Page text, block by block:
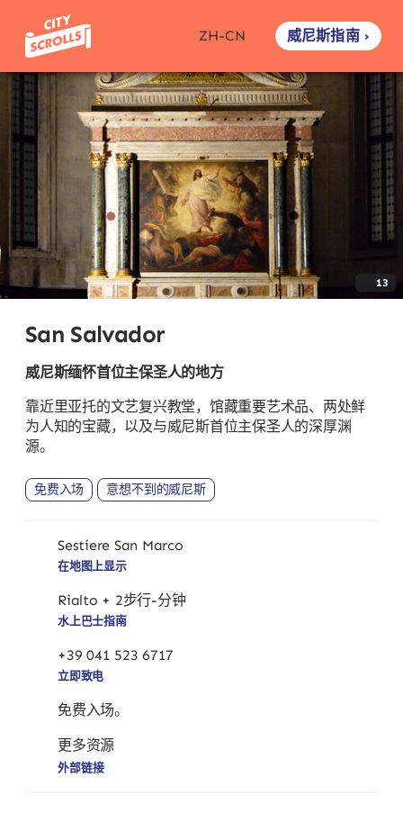
ZH-CN 威尼斯指南 ›
13
San Salvador
威尼斯缅怀首位主保圣人的地方
靠近里亚托的文艺复兴教堂，馆藏重要艺术品、两处鲜
为人知的宝藏，以及与威尼斯首位主保圣人的深厚渊
源。
免费入场 意想不到的威尼斯
Sestiere San Marco
在地图上显示
Rialto + 2步行-分钟
水上巴士指南
+39 041 523 6717
立即致电
免费入场。
更多资源
外部链接